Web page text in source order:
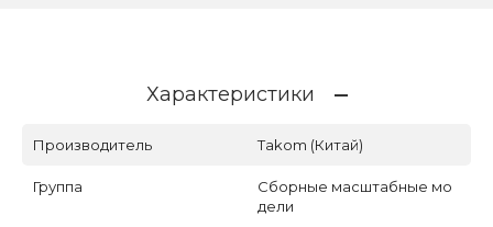
Характеристики
Производитель Takom (Китай)
Группа
Сборные масштабные мо
дели